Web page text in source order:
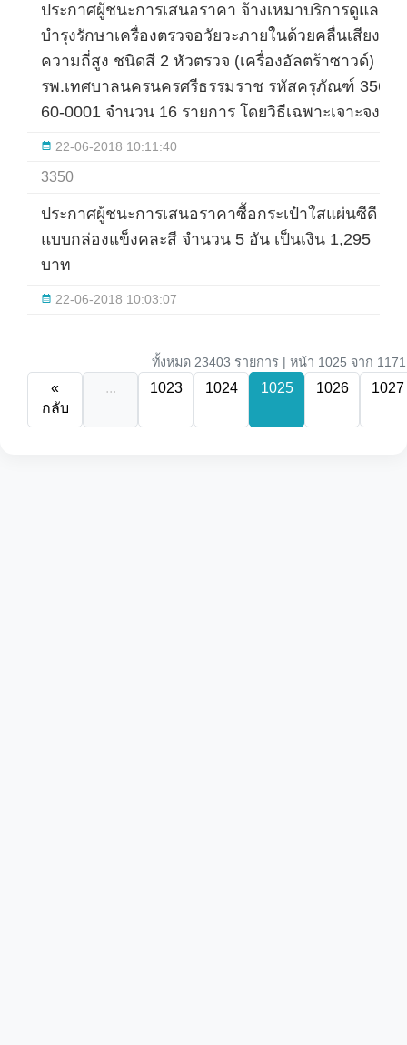
ประกาศผู้ชนะการเสนอราคา จ้างเหมาบริการดูแล
บำรุงรักษาเครื่องตรวจอวัยวะภายในด้วยคลื่นเสียง
ความถี่สูง ชนิดสี 2 หัวตรวจ (เครื่องอัลตร้าซาวด์)
รพ.เทศบาลนครนครศรีธรรมราช รหัสครุภัณฑ์ 356-
60-0001 จำนวน 16 รายการ โดยวิธีเฉพาะเจาะจง
22-06-2018 10:11:40
3350
ประกาศผู้ชนะการเสนอราคาซื้อกระเป๋าใสแผ่นซีดี
แบบกล่องแข็งคละสี จำนวน 5 อัน เป็นเงิน 1,295
บาท
22-06-2018 10:03:07
ทั้งหมด 23403 รายการ | หน้า 1025 จาก 1171
«
กลับ
... 1023 1024 1025 1026 1027